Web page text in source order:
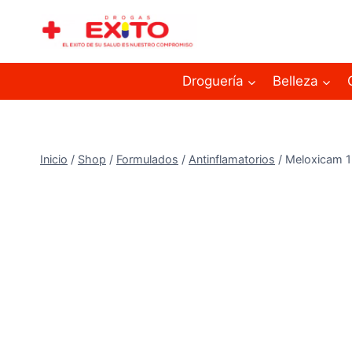
Droguería Belleza
Inicio / Shop / Formulados / Antinflamatorios / Meloxicam